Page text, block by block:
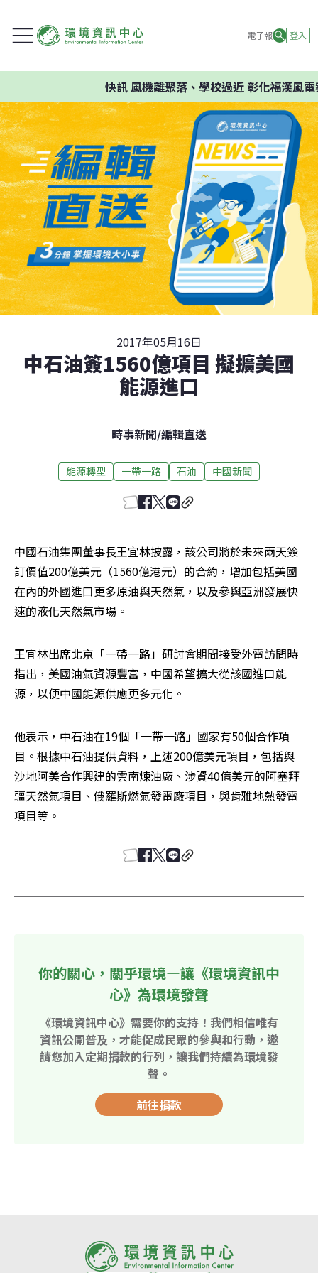
電子報 登入
快訊風機離聚落、學校過近 彰化福漢風電
2017年05月16日
中石油簽1560億項目 擬擴美國
能源進口
時事新聞/編輯直送
能源轉型 一帶一路 石油 中國新聞
中國石油集團董事長王宜林披露，該公司將於未來兩天簽
訂價值200億美元（1560億港元）的合約，增加包括美國
在內的外國進口更多原油與天然氣，以及參與亞洲發展快
速的液化天然氣市場。
王宜林出席北京「一帶一路」研討會期間接受外電訪問時
指出，美國油氣資源豐富，中國希望擴大從該國進口能
源，以便中國能源供應更多元化。
他表示，中石油在19個「一帶一路」國家有50個合作項
目。根據中石油提供資料，上述200億美元項目，包括與
沙地阿美合作興建的雲南煉油廠、涉資40億美元的阿塞拜
疆天然氣項目、俄羅斯燃氣發電廠項目，與肯雅地熱發電
項目等。
你的關心，關乎環境—讓《環境資訊中
心》為環境發聲
《環境資訊中心》需要你的支持！我們相信唯有
資訊公開普及，才能促成民眾的參與和行動，邀
請您加入定期捐款的行列，讓我們持續為環境發
聲。
前往捐款